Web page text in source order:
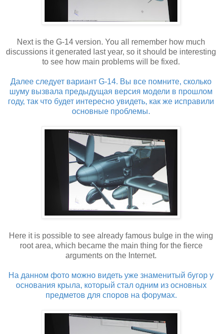
Next is the G-14 version. You all remember how much
discussions it generated last year, so it should be interesting
to see how main problems will be fixed.
Далее следует вариант G-14. Вы все помните, сколько
шуму вызвала предыдущая версия модели в прошлом
году, так что будет интересно увидеть, как же исправили
основные проблемы.
Here it is possible to see already famous bulge in the wing
root area, which became the main thing for the fierce
arguments on the Internet.
На данном фото можно видеть уже знаменитый бугор у
основания крыла, который стал одним из основных
предметов для споров на форумах.